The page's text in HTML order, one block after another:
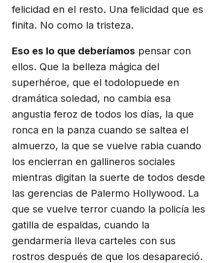
felicidad en el resto. Una felicidad que es
finita. No como la tristeza.
Eso es lo que deberíamos pensar con
ellos. Que la belleza mágica del
superhéroe, que el todolopuede en
dramática soledad, no cambia esa
angustia feroz de todos los días, la que
ronca en la panza cuando se saltea el
almuerzo, la que se vuelve rabia cuando
los encierran en gallineros sociales
mientras digitan la suerte de todos desde
las gerencias de Palermo Hollywood. La
que se vuelve terror cuando la policía les
gatilla de espaldas, cuando la
gendarmería lleva carteles con sus
rostros después de que los desapareció.